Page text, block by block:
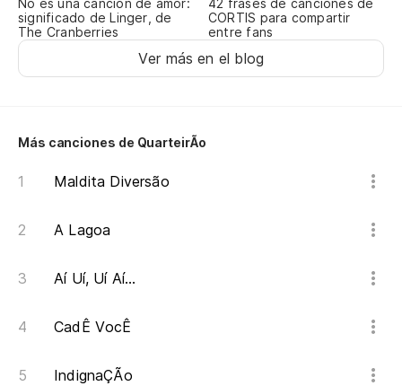
No es una canción de amor:
significado de Linger, de
The Cranberries
42 frases de canciones de
CORTIS para compartir
entre fans
Ver más en el blog
Más canciones de QuarteirÃo
Maldita Diversão
A Lagoa
Aí Uí, Uí Aí...
CadÊ VocÊ
IndignaÇÃo